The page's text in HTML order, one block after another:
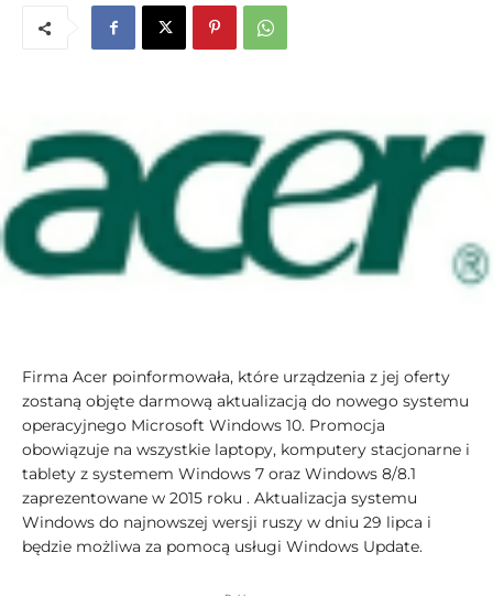
Firma Acer poinformowała, które urządzenia z jej oferty
zostaną objęte darmową aktualizacją do nowego systemu
operacyjnego Microsoft Windows 10. Promocja
obowiązuje na wszystkie laptopy, komputery stacjonarne i
tablety z systemem Windows 7 oraz Windows 8/8.1
zaprezentowane w 2015 roku . Aktualizacja systemu
Windows do najnowszej wersji ruszy w dniu 29 lipca i
będzie możliwa za pomocą usługi Windows Update.